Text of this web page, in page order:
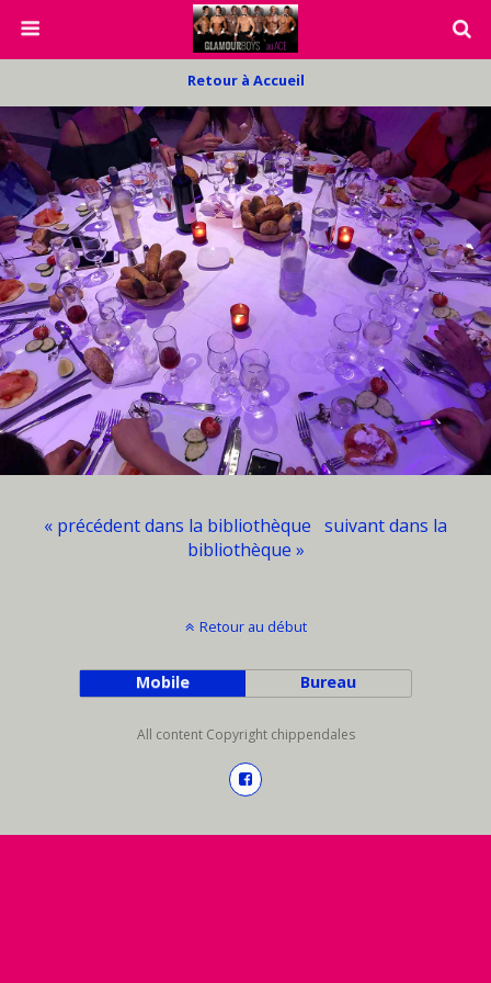
Retour à Accueil
« précédent dans la bibliothèque suivant dans la
bibliothèque »
Retour au début
Mobile Bureau
All content Copyright chippendales